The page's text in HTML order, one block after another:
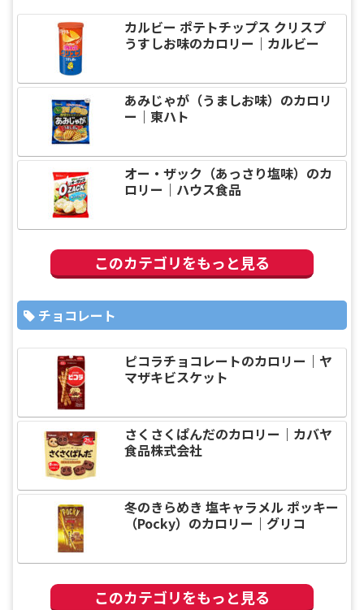
カルビー ポテトチップス クリスプ
うすしお味のカロリー｜カルビー
あみじゃが（うましお味）のカロリ
ー｜東ハト
オー・ザック（あっさり塩味）のカ
ロリー｜ハウス食品
このカテゴリをもっと見る
チョコレート
ピコラチョコレートのカロリー｜ヤ
マザキビスケット
さくさくぱんだのカロリー｜カバヤ
食品株式会社
冬のきらめき 塩キャラメル ポッキー
（Pocky）のカロリー｜グリコ
このカテゴリをもっと見る